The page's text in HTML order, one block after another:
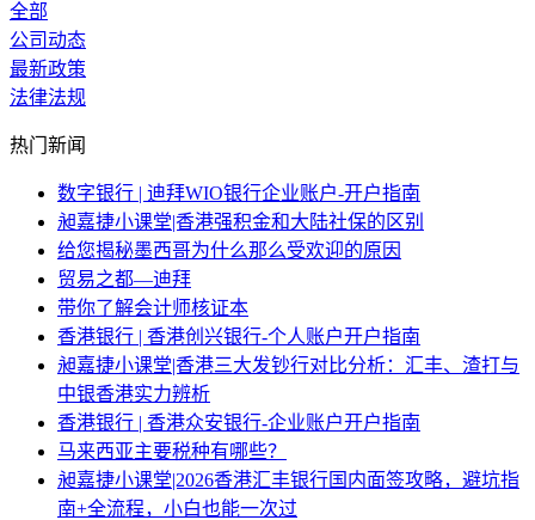
全部
公司动态
最新政策
法律法规
热门新闻
数字银行 | 迪拜WIO银行企业账户-开户指南
昶嘉捷小课堂|香港强积金和大陆社保的区别
给您揭秘墨西哥为什么那么受欢迎的原因
贸易之都—迪拜
带你了解会计师核证本
香港银行 | 香港创兴银行-个人账户开户指南
昶嘉捷小课堂|香港三大发钞行对比分析：汇丰、渣打与
中银香港实力辨析
香港银行 | 香港众安银行-企业账户开户指南
马来西亚主要税种有哪些？
昶嘉捷小课堂|2026香港汇丰银行国内面签攻略，避坑指
南+全流程，小白也能一次过